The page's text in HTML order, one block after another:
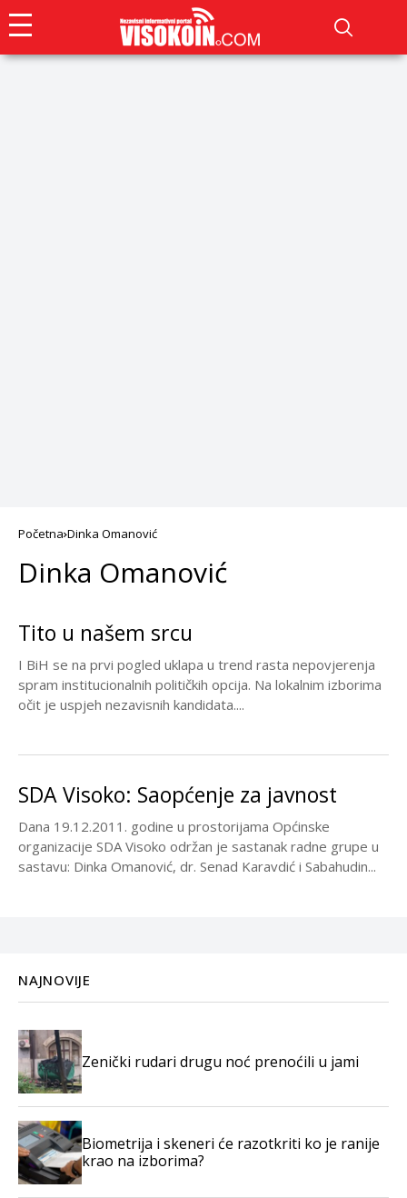
Početna Dinka Omanović
Dinka Omanović
Tito u našem srcu
I BiH se na prvi pogled uklapa u trend rasta nepovjerenja
spram institucionalnih političkih opcija. Na lokalnim izborima
očit je uspjeh nezavisnih kandidata....
SDA Visoko: Saopćenje za javnost
Dana 19.12.2011. godine u prostorijama Općinske
organizacije SDA Visoko održan je sastanak radne grupe u
sastavu: Dinka Omanović, dr. Senad Karavdić i Sabahudin...
NAJNOVIJE
Zenički rudari drugu noć prenoćili u jami
Biometrija i skeneri će razotkriti ko je ranije
krao na izborima?